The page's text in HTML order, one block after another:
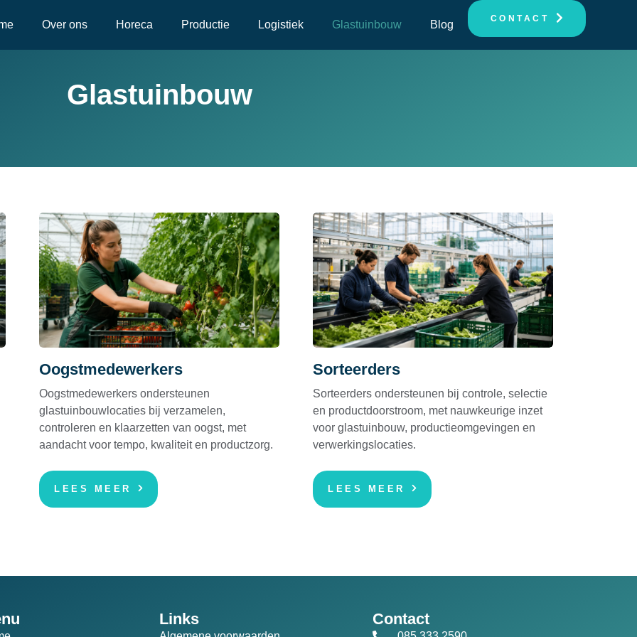
Over ons Horeca Productie Logistiek Glastuinbouw Blog CONTACT
Glastuinbouw
Oogstmedewerkers
Oogstmedewerkers ondersteunen
glastuinbouwlocaties bij verzamelen,
controleren en klaarzetten van oogst, met
aandacht voor tempo, kwaliteit en productzorg.
LEES MEER
Sorteerders
Sorteerders ondersteunen bij controle, selectie
en productdoorstroom, met nauwkeurige inzet
voor glastuinbouw, productieomgevingen en
verwerkingslocaties.
LEES MEER
Links Contact